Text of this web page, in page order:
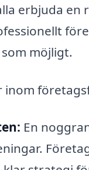
erbjuda en
möjligt.
inom
En